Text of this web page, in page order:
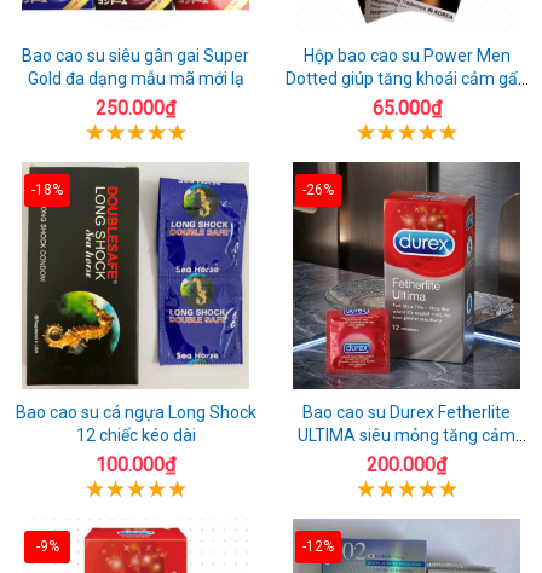
Bao cao su siêu gân gai Super
Gold đa dạng mẫu mã mới lạ
250.000₫
Hộp bao cao su Power Men
Dotted giúp tăng khoái cảm gấp
đôi
65.000₫
-18%
Bao cao su cá ngựa Long Shock
12 chiếc kéo dài
100.000₫
-26%
Bao cao su Durex Fetherlite
ULTIMA siêu mỏng tăng cảm
giác
200.000₫
-9% -12%